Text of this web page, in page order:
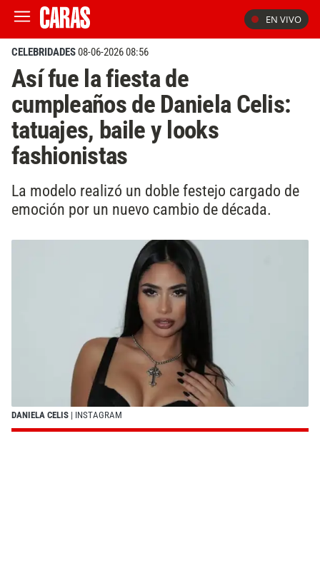
EN VIVO
CELEBRIDADES08-06-2026 08:56
Así fue la fiesta de
cumpleaños de Daniela Celis:
tatuajes, baile y looks
fashionistas
La modelo realizó un doble festejo cargado de
emoción por un nuevo cambio de década.
DANIELA CELIS | INSTAGRAM